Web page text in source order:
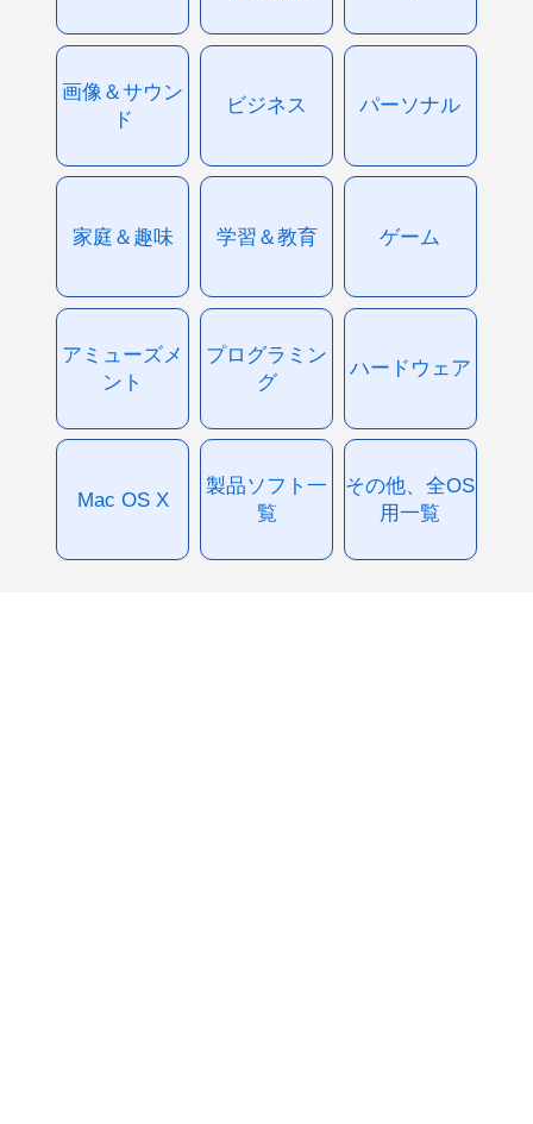
画像＆サウン
ド
ビジネス パーソナル
家庭＆趣味 学習＆教育 ゲーム
アミューズメ
ント
プログラミン
グ
ハードウェア
Mac OS X
製品ソフト一
覧
その他、全OS
用一覧